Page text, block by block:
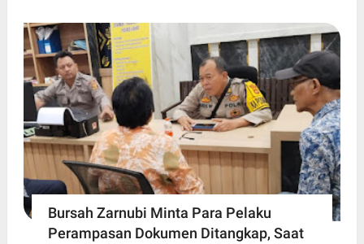
Bursah Zarnubi Minta Para Pelaku
Perampasan Dokumen Ditangkap, Saat